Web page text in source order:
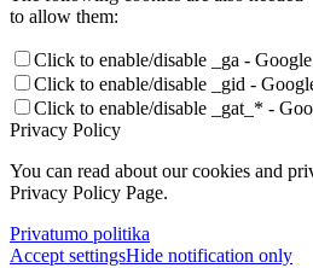
to allow them:
Click to enable/disable _ga -
Click to enable/disable _gid -
Click to enable/disable _gat_* -
Privacy Policy
You can read about our cookies and
Privacy Policy Page.
Privatumo politika
Accept settingsHide notification only